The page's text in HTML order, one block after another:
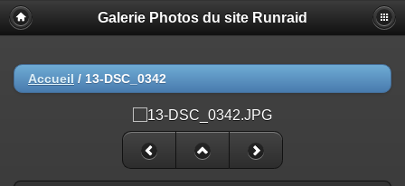
Galerie Photos du site Runraid
Accueil / 13-DSC_0342